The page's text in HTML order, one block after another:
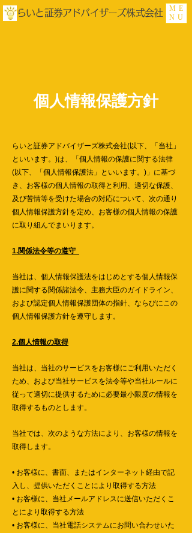
ME
NU
らいと証券アドバイザーズ株式会社
​個人情報保護方針
らいと証券アドバイザーズ株式会社(以下、「当社」
といいます。)は、「個人情報の保護に関する法律
(以下、「個人情報保護法」といいます。)」に基づ
き、お客様の個人情報の取得と利用、適切な保護、
及び苦情等を受けた場合の対応について、次の通り
個人情報保護方針を定め、お客様の個人情報の保護
に取り組んでまいります。
1.関係法令等の遵守
当社は、個人情報保護法をはじめとする個人情報保
護に関する関係諸法令、主務大臣のガイドライン、
および認定個人情報保護団体の指針、ならびにこの
個人情報保護方針を遵守します。
2.個人情報の取得
当社は、当社のサービスをお客様にご利用いただく
ため、および当社サービスを法令等や当社ルールに
従って適切に提供するために必要最小限度の情報を
取得するものとします。
当社では、次のような方法により、お客様の情報を
取得します。
• お客様に、書面、またはインターネット経由で記
入し、提供いただくことにより取得する方法
• お客様に、当社メールアドレスに送信いただくこ
とにより取得する方法
• お客様に、当社電話システムにお問い合わせいた